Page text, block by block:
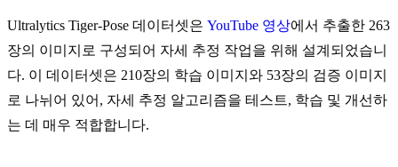
Ultralytics Tiger-Pose 데이터셋은 YouTube 영상에서 추출한 263
장의 이미지로 구성되어 자세 추정 작업을 위해 설계되었습니
다. 이 데이터셋은 210장의 학습 이미지와 53장의 검증 이미지
로 나뉘어 있어, 자세 추정 알고리즘을 테스트, 학습 및 개선하
는 데 매우 적합합니다.